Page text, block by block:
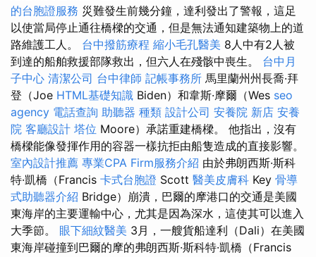
的台胞證服務 災難發生前幾分鐘，達利發出了警報，這足
以使當局停止通往橋樑的交通，但是無法通知建築物上的道
路維護工人。 台中撥筋療程 縮小毛孔醫美 8人中有2人被
到達的船舶救援部隊救出，但六人在殘骸中喪生。 台中月
子中心 清潔公司 台中律師 記帳事務所 馬里蘭州州長喬·拜
登（Joe HTML基礎知識 Biden）和韋斯·摩爾（Wes seo
agency 電話查詢 助聽器 種類 設計公司 安養院 新店 安養
院 客廳設計 塔位 Moore）承諾重建橋樑。 他指出，沒有
橋樑能像發揮作用的容器一樣抗拒由船隻造成的直接影響。
室內設計推薦 專業CPA Firm服務介紹 由於弗朗西斯·斯科
特·凱橋（Francis 卡式台胞證 Scott 醫美皮膚科 Key 骨導
式助聽器介紹 Bridge）崩潰，巴爾的摩港口的交通是美國
東海岸的主要運輸中心，尤其是因為深水，這使其可以進入
大季節。 眼下細紋醫美 3月，一艘貨船達利（Dali）在美國
東海岸碰撞到巴爾的摩的弗朗西斯·斯科特·凱橋（Francis